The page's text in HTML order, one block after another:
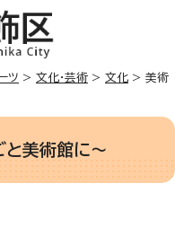
ツ > 文化・芸術 > 文化 > 美術
美術館に～